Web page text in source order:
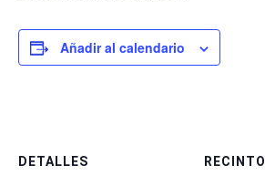
Añadir al calendario
DETALLES RECINTO